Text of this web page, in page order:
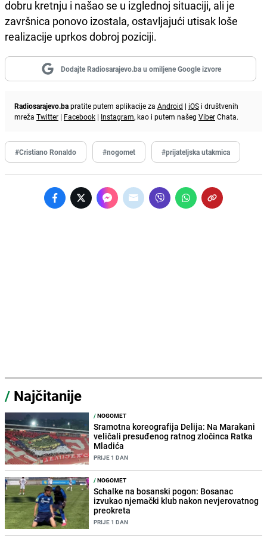
dobru kretnju i našao se u izglednoj situaciji, ali je
završnica ponovo izostala, ostavljajući utisak loše
realizacije uprkos dobroj poziciji.
Dodajte Radiosarajevo.ba u omiljene Google izvore
Radiosarajevo.bapratite putem aplikacije za Android | iOS i društvenih
mreža Twitter | Facebook | Instagram, kao i putem našeg ViberChata.
#Cristiano Ronaldo #nogomet #prijateljska utakmica
/ Najčitanije
/NOGOMET
Sramotna koreografija Delija: Na Marakani
veličali presuđenog ratnog zločinca Ratka
Mladića
PRIJE 1 DAN
/NOGOMET
Schalke na bosanski pogon: Bosanac
izvukao njemački klub nakon nevjerovatnog
preokreta
PRIJE 1 DAN